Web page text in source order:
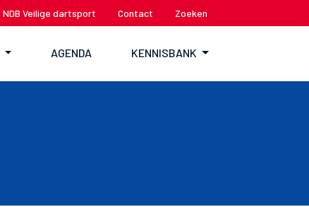
NDB Veilige dartsport Contact Zoeken
AGENDA KENNISBANK